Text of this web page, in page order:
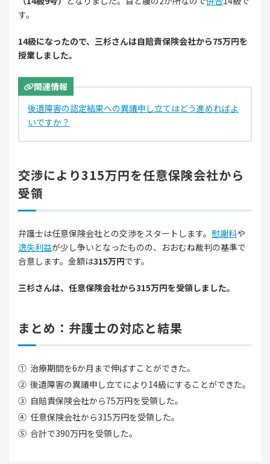
す。
14級になったので、三杉さんは自賠責保険会社から75万円を
授業しました。
関連情報
後遺障害の認定結果への異議申し立てはどう進めればよ
いですか？
交渉により315万円を任意保険会社から
受領
弁護士は任意保険会社との交渉をスタートします。 慰謝料や
逸失利益が少し争いとなったものの、おおむね裁判の基準で
合意します。金額は315万円です。
三杉さんは、任意保険会社から315万円を受領しました。
まとめ：弁護士の対応と結果
治療期間を6か月まで伸ばすことができた。
後遺障害の異議申し立てにより14級にすることができた。
自賠責保険会社から75万円を受領した。
任意保険会社から315万円を受領した。
合計で390万円を受領した。